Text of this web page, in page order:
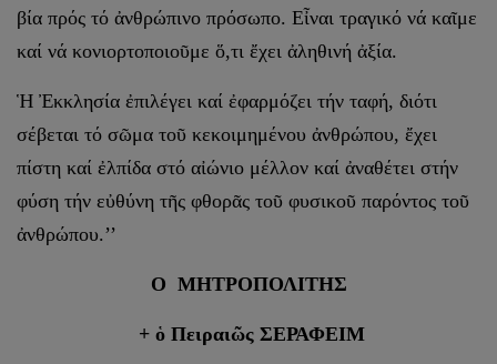
βία πρός τό ἀνθρώπινο πρόσωπο. Εἶναι τραγικό νά καῖμε
καί νά κονιορτοποιοῦμε ὅ,τι ἔχει ἀληθινή ἀξία.
Ἡ Ἐκκλησία ἐπιλέγει καί ἐφαρμόζει τήν ταφή, διότι
σέβεται τό σῶμα τοῦ κεκοιμημένου ἀνθρώπου, ἔχει
πίστη καί ἐλπίδα στό αἰώνιο μέλλον καί ἀναθέτει στήν
φύση τήν εὐθύνη τῆς φθορᾶς τοῦ φυσικοῦ παρόντος τοῦ
ἀνθρώπου.’’
Ο ΜΗΤΡΟΠΟΛΙΤΗΣ
+ ὁ Πειραιῶς ΣΕΡΑΦΕΙΜ